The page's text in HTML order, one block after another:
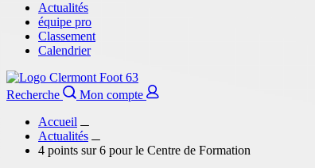
Actualités
équipe pro
Classement
Calendrier
Recherche
Mon compte
Accueil
Actualités
4 points sur 6 pour le Centre de Formation